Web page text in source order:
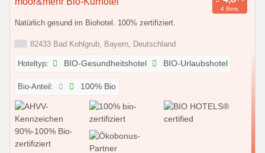
4 Bew.
Natürlich gesund im Biohotel. 100% zertifiziert.
82433 Bad Kohlgrub, Bayern, Deutschland
Hoteltyp: BIO-Gesundheitshotel BIO-Urlaubshotel
Bio-Anteil: 100% Bio